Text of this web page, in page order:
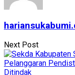
Next Post